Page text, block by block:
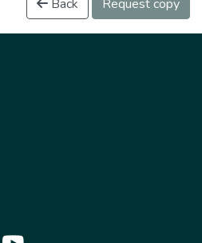
Back Request copy